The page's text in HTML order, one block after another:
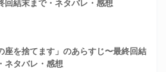
回結末まで・ネタバレ・感想
座を捨てます」のあらすじ〜最終回結
ネタバレ・感想